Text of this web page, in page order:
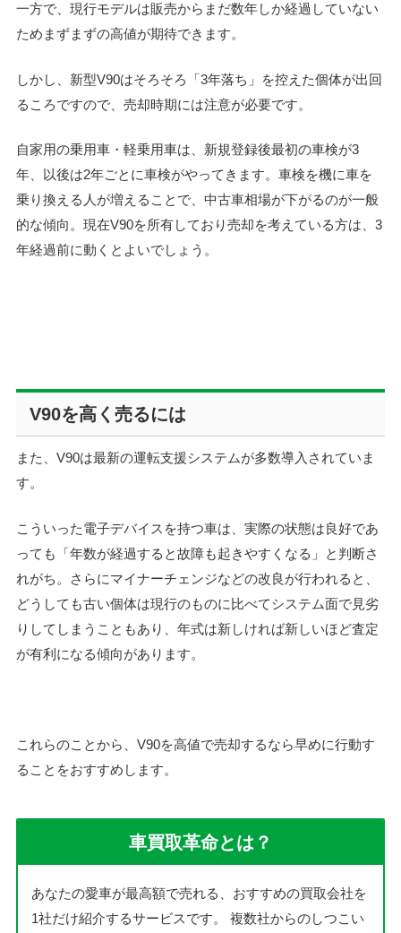
一方で、現行モデルは販売からまだ数年しか経過していない
ためまずまずの高値が期待できます。
しかし、新型V90はそろそろ「3年落ち」を控えた個体が出回
るころですので、売却時期には注意が必要です。
自家用の乗用車・軽乗用車は、新規登録後最初の車検が3
年、以後は2年ごとに車検がやってきます。車検を機に車を
乗り換える人が増えることで、中古車相場が下がるのが一般
的な傾向。現在V90を所有しており売却を考えている方は、3
年経過前に動くとよいでしょう。
V90を高く売るには
また、V90は最新の運転支援システムが多数導入されていま
す。
こういった電子デバイスを持つ車は、実際の状態は良好であ
っても「年数が経過すると故障も起きやすくなる」と判断さ
れがち。さらにマイナーチェンジなどの改良が行われると、
どうしても古い個体は現行のものに比べてシステム面で見劣
りしてしまうこともあり、年式は新しければ新しいほど査定
が有利になる傾向があります。
これらのことから、V90を高値で売却するなら早めに行動す
ることをおすすめします。
車買取革命とは？
あなたの愛車が最高額で売れる、おすすめの買取会社を
1社だけ紹介するサービスです。
複数社からのしつこい